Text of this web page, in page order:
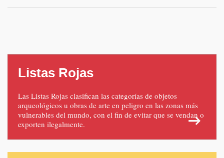
Listas Rojas
Las Listas Rojas clasifican las categorías de objetos
arqueológicos u obras de arte en peligro en las zonas más
vulnerables del mundo, con el fin de evitar que se vendan o
exporten ilegalmente.